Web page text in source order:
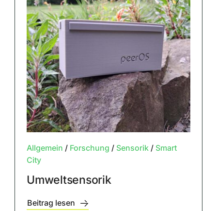
Allgemein / Forschung / Sensorik/ Smart
City
Umweltsensorik
Beitrag lesen